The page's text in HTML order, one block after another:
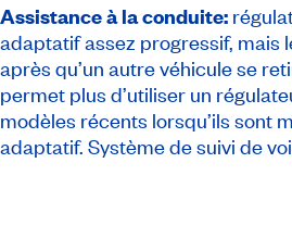
Assistance à la conduite:
adaptatif assez progressif, mais
après qu’un autre véhicule se
permet plus d’utiliser un
modèles récents lorsqu’ils sont
adaptatif. Système de suivi de